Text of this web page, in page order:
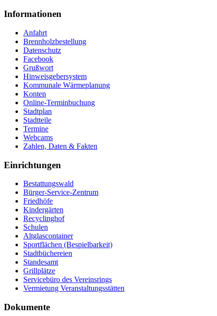
Informationen
Anfahrt
Brennholzbestellung
Datenschutz
Facebook
Grußwort
Hinweisgebersystem
Kommunale Wärmeplanung
Konten
Online-Terminbuchung
Stadtplan
Stadtteile
Termine
Webcams
Zahlen, Daten & Fakten
Einrichtungen
Bestattungswald
Bürger-Service-Zentrum
Friedhöfe
Kindergärten
Recyclinghof
Schulen
Altglascontainer
Sportflächen (Bespielbarkeit)
Stadtbüchereien
Standesamt
Grillplätze
Servicebüro des Vereinsrings
Vermietung Veranstaltungsstätten
Dokumente